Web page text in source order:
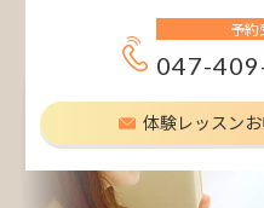
予約
047-
体験レッスン